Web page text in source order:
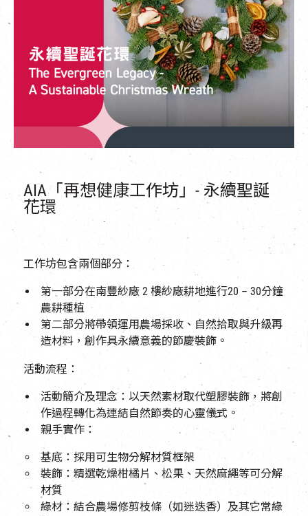
AIA「再想健康工作坊」- 永續聖誕
花環
工作坊包含兩個部分：
第一部分在南豐紗廠 2 樓紗廠耕地進行20 – 30分鐘
農耕種植
第二部分將帶領運用農場採收、自然拾取與升級再
造材料，創作具永續意義的節慶裝飾。
活動流程：
活動簡介及理念：以天然素材取代塑膠裝飾，將創
作過程轉化為連結自然節奏的心靈儀式。
親手實作：
基底：採用可生物分解材質框架
裝飾：精選乾燥柑橘片、松果、天然麻繩等可分解
材質
綠材：結合農場修剪枝條（如迷迭香）及其它常綠